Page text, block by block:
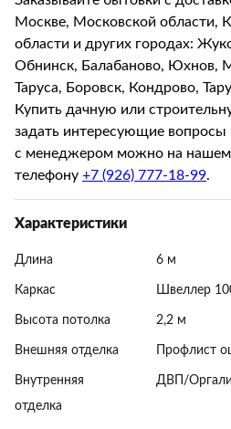
Москве, Московской области,
области и других городах:
Обнинск, Балабаново, Юхнов,
Таруса, Боровск, Кондрово,
Купить дачную или
задать интересующие вопросы
с менеджером можно на нашем
телефону +7 (926) 777-18-99.
Характеристики
Длина 6 м
Каркас Швеллер
Высота потолка 2,2 м
Внешняя отделка Профлист
Внутренняя
отделка
ДВП/